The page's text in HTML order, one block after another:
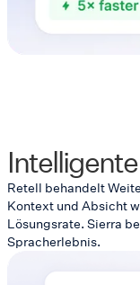
Retell behandelt
Kontext und Absicht
Lösungsrate. Sierra
Spracherlebnis.